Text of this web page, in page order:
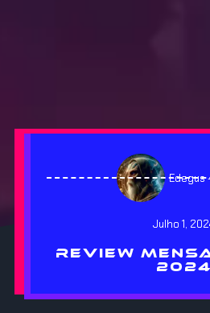
Edegus
Julho 1,
REVIEW
2024